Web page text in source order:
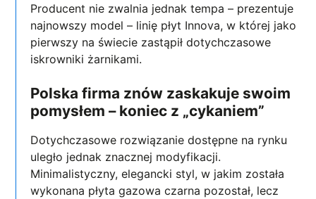
Producent nie zwalnia jednak tempa – prezentuje
najnowszy model – linię płyt Innova, w której jako
pierwszy na świecie zastąpił dotychczasowe
iskrowniki żarnikami.
Polska firma znów zaskakuje swoim
pomysłem – koniec z „cykaniem”
Dotychczasowe rozwiązanie dostępne na rynku
uległo jednak znacznej modyfikacji.
Minimalistyczny, elegancki styl, w jakim została
wykonana płyta gazowa czarna pozostał, lecz